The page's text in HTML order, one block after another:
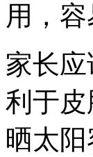
用，
家长
利于
晒太